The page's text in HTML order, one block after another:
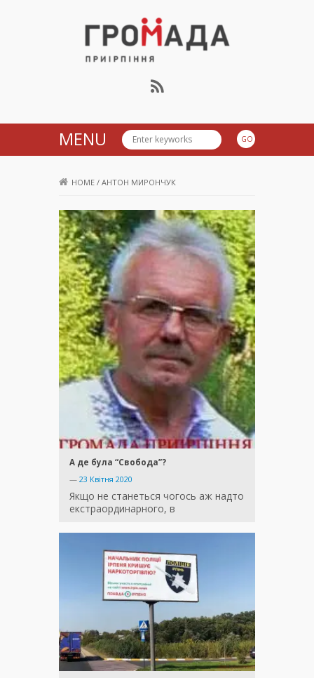
Громада Приірпіння
MENU
HOME / АНТОН МИРОНЧУК
А де була “Свобода”?
— 23 Квітня 2020
Якщо не станеться чогось аж надто
екстраординарного, в